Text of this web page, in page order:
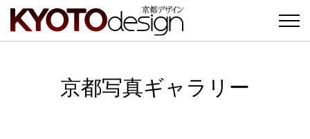
京都写真ギャラリー